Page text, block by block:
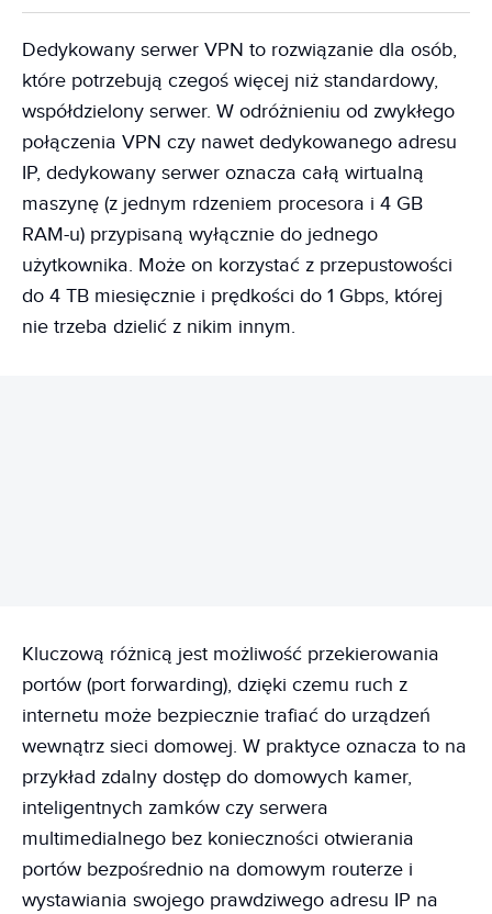
Dedykowany serwer VPN to rozwiązanie dla osób,
które potrzebują czegoś więcej niż standardowy,
współdzielony serwer. W odróżnieniu od zwykłego
połączenia VPN czy nawet dedykowanego adresu
IP, dedykowany serwer oznacza całą wirtualną
maszynę (z jednym rdzeniem procesora i 4 GB
RAM-u) przypisaną wyłącznie do jednego
użytkownika. Może on korzystać z przepustowości
do 4 TB miesięcznie i prędkości do 1 Gbps, której
nie trzeba dzielić z nikim innym.
Kluczową różnicą jest możliwość przekierowania
portów (port forwarding), dzięki czemu ruch z
internetu może bezpiecznie trafiać do urządzeń
wewnątrz sieci domowej. W praktyce oznacza to na
przykład zdalny dostęp do domowych kamer,
inteligentnych zamków czy serwera
multimedialnego bez konieczności otwierania
portów bezpośrednio na domowym routerze i
wystawiania swojego prawdziwego adresu IP na